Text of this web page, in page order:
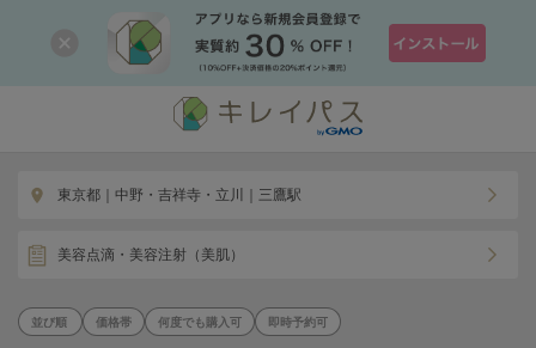
東京都｜中野・吉祥寺・立川｜三鷹駅
美容点滴・美容注射（美肌）
価格帯 何度でも購入可 即時予約可